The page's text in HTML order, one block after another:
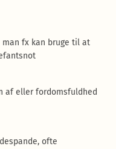
man fx kan bruge til at
af eller fordomsfuldhed
ofte